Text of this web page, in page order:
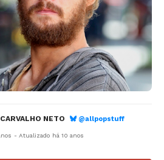
NETO @allpopstuff
- Atualizado há 10 anos